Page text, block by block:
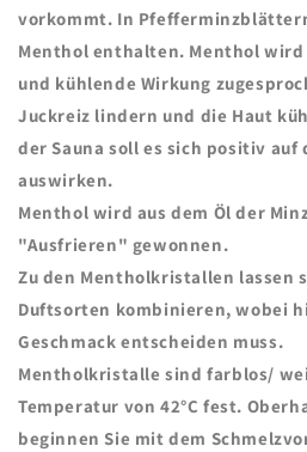
vorkommt. In
Menthol enthalten. Menthol
und kühlende Wirkung
Juckreiz lindern und die Haut
der Sauna soll es sich positiv auf
auswirken.
Menthol wird aus dem Öl der
"Ausfrieren" gewonnen.
Zu den Mentholkristallen lassen
Duftsorten kombinieren, wobei
Geschmack entscheiden muss.
Mentholkristalle sind farblos/
Temperatur von 42°C fest.
beginnen Sie mit dem